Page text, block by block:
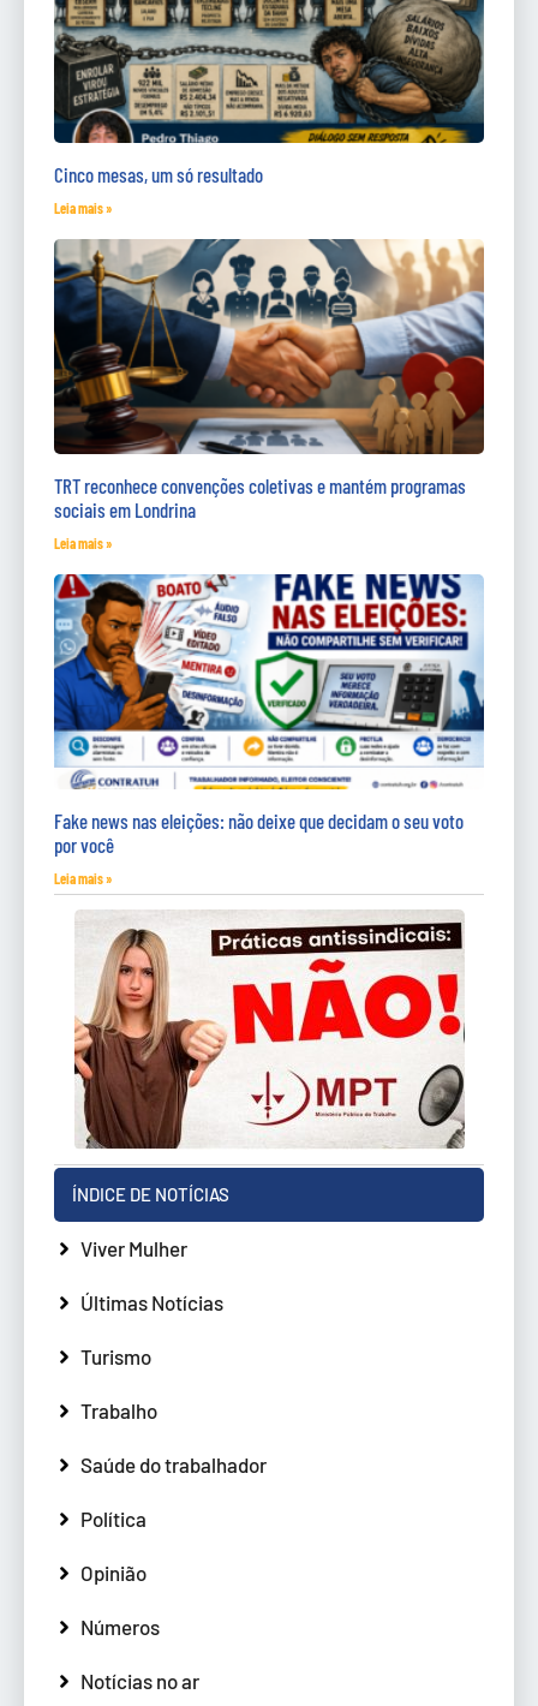
Cinco mesas, um só resultado
Leia mais »
TRT reconhece convenções coletivas e mantém programas
sociais em Londrina
Leia mais »
Fake news nas eleições: não deixe que decidam o seu voto
por você
Leia mais »
ÍNDICE DE NOTÍCIAS
Viver Mulher
Últimas Notícias
Turismo
Trabalho
Saúde do trabalhador
Política
Opinião
Números
Notícias no ar